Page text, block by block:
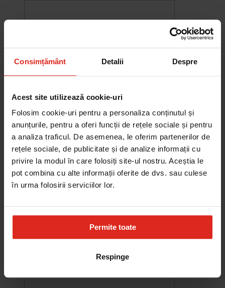
Consimțământ Detalii Despre
Acest site utilizează cookie-uri
Folosim cookie-uri pentru a personaliza conținutul și
anunțurile, pentru a oferi funcții de rețele sociale și pentru
a analiza traficul. De asemenea, le oferim partenerilor de
rețele sociale, de publicitate și de analize informații cu
privire la modul în care folosiți site-ul nostru. Aceștia le
pot combina cu alte informații oferite de dvs. sau culese
în urma folosirii serviciilor lor.
Permite toate
Respinge
-10%
Chiuveta Maris MRG 610-60
was 2.580,20 RON Pret special 2.322,18 RON
Adauga în cos